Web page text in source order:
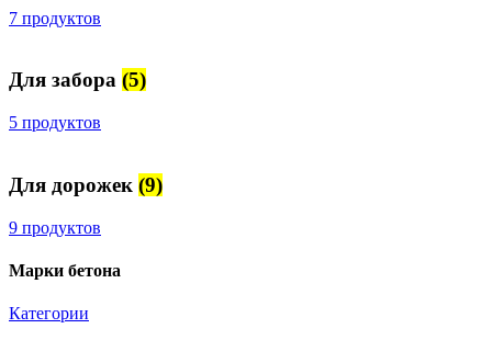
7 продуктов
Для забора (5)
5 продуктов
Для дорожек (9)
9 продуктов
Марки бетона
Категории